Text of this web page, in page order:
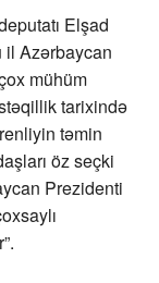
Elşad
il Azərbaycan
mühüm
tarixində
təmin
öz seçki
Prezidenti